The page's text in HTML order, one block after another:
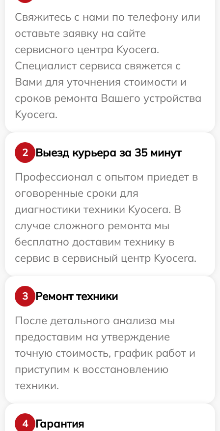
Свяжитесь с нами по телефону или
оставьте заявку на сайте
сервисного центра Kyocera.
Специалист сервиса свяжется с
Вами для уточнения стоимости и
сроков ремонта Вашего устройства
Kyocera.
2
Выезд курьера за 35 минут
Профессионал с опытом приедет в
оговоренные сроки для
диагностики техники Kyocera. В
случае сложного ремонта мы
бесплатно доставим технику в
сервис в сервисный центр Kyocera.
3
Ремонт техники
После детального анализа мы
предоставим на утверждение
точную стоимость, график работ и
приступим к восстановлению
техники.
4
Гарантия